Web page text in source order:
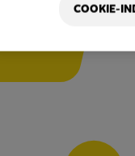
COOKIE-